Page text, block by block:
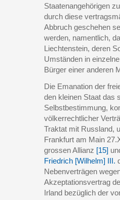
Staatenangehörigen
durch diese
Abbruch geschehen
werden, namentlich,
Liechtenstein, deren
Umständen in
Bürger einer anderen
Die Emanation der
den kleinen Staat das
Selbstbestimmung,
völkerrechtlicher
Traktat mit Russland,
Frankfurt am Main
grossen Allianz [15]
Friedrich [Wilhelm] III.
Nebenverträgen
Akzeptationsvertrag
Irland bezüglich der